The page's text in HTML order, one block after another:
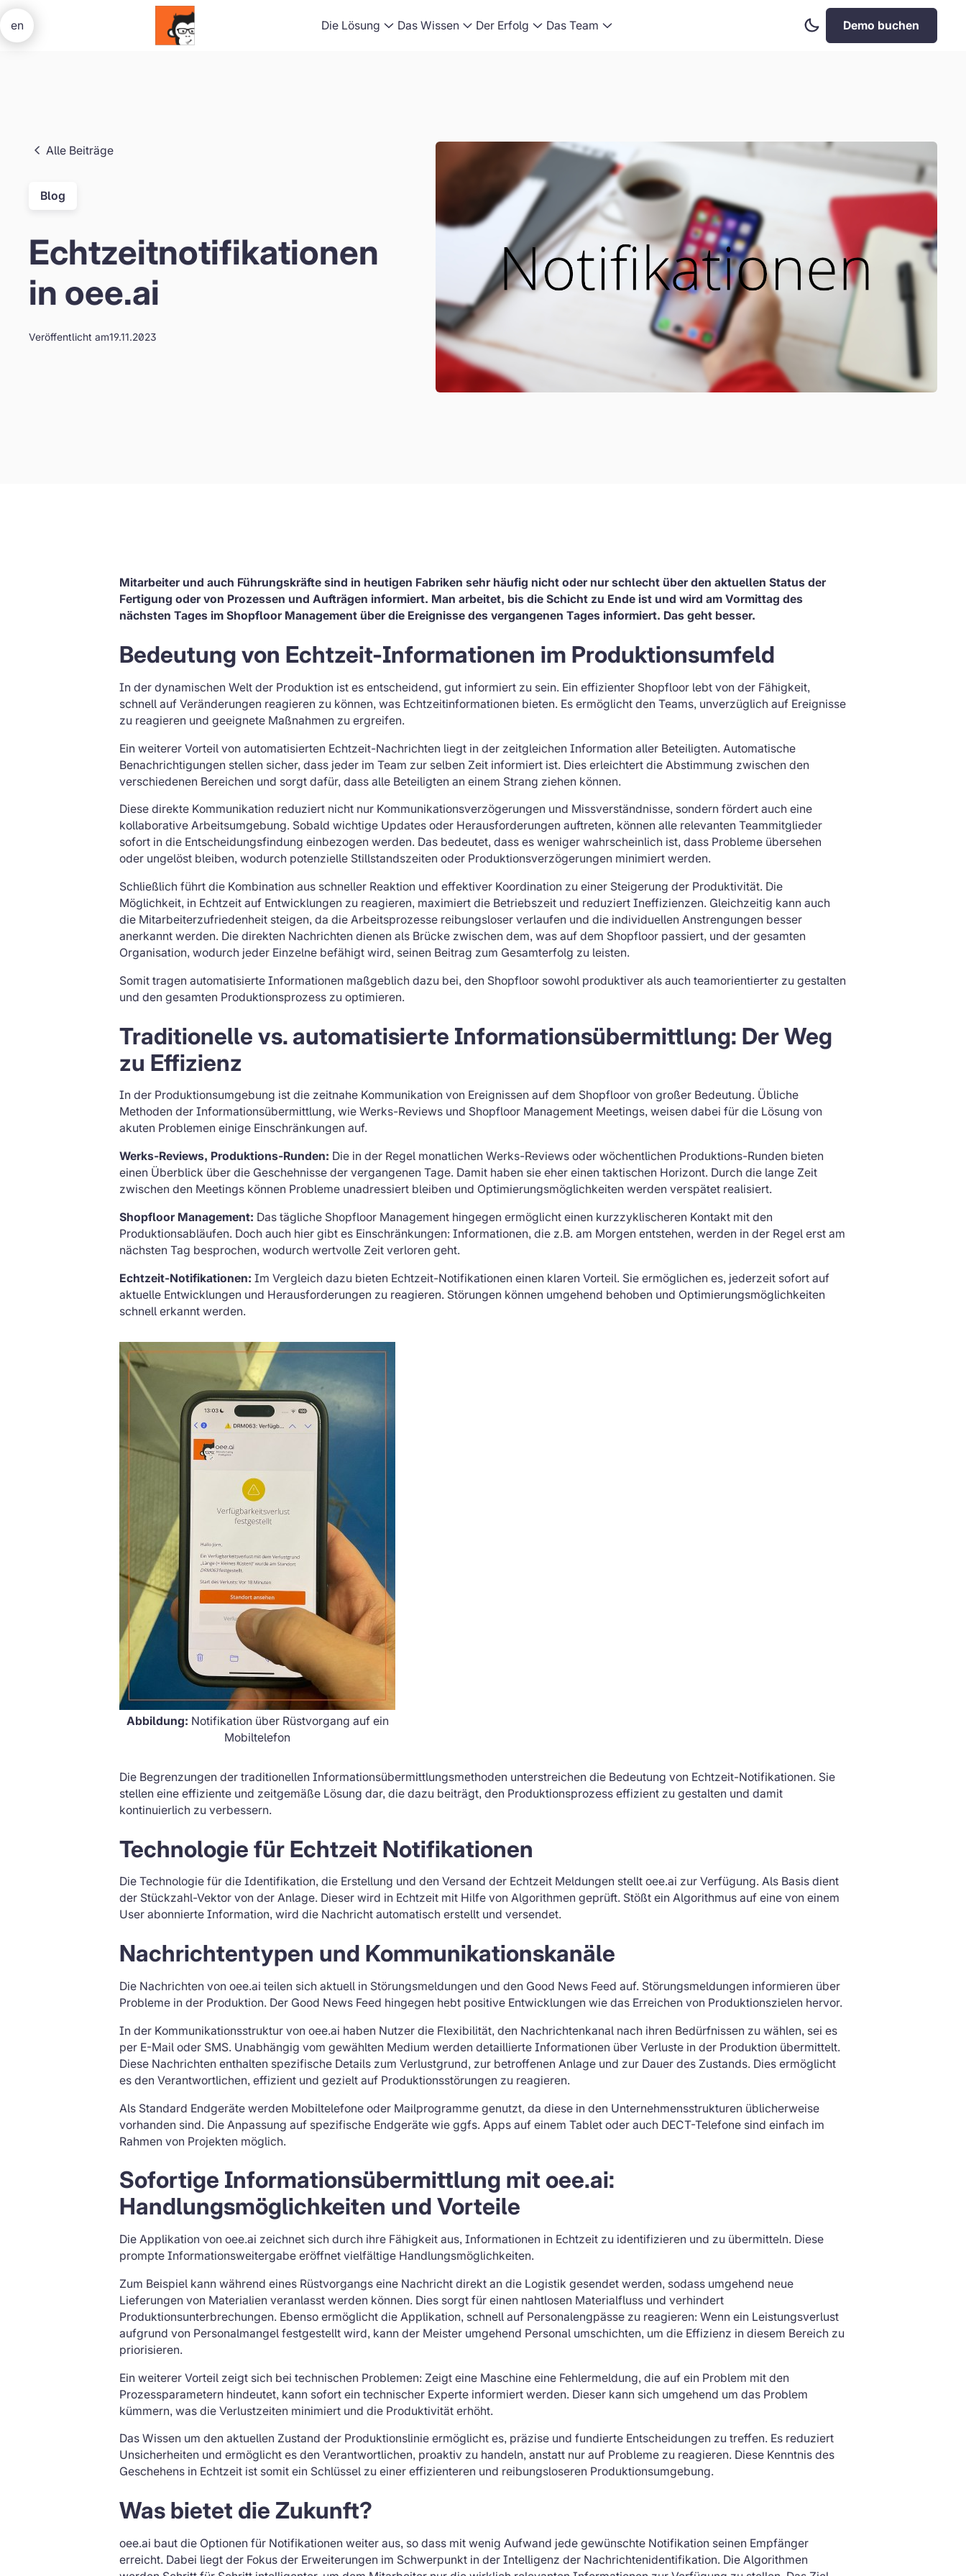
Die Lösung Das Wissen Der Erfolg Das Team
Dark
Mode
Demo buchen
en
Alle Beiträge
Blog
Echtzeitnotifikationen
in oee.ai
Veröffentlicht am19.11.2023
Mitarbeiter und auch Führungskräfte sind in heutigen Fabriken sehr häufig nicht oder nur schlecht über den aktuellen Status der
Fertigung oder von Prozessen und Aufträgen informiert. Man arbeitet, bis die Schicht zu Ende ist und wird am Vormittag des
nächsten Tages im Shopfloor Management über die Ereignisse des vergangenen Tages informiert. Das geht besser.
Bedeutung von Echtzeit-Informationen im Produktionsumfeld
In der dynamischen Welt der Produktion ist es entscheidend, gut informiert zu sein. Ein effizienter Shopfloor lebt von der Fähigkeit,
schnell auf Veränderungen reagieren zu können, was Echtzeitinformationen bieten. Es ermöglicht den Teams, unverzüglich auf Ereignisse
zu reagieren und geeignete Maßnahmen zu ergreifen.
Ein weiterer Vorteil von automatisierten Echtzeit-Nachrichten liegt in der zeitgleichen Information aller Beteiligten. Automatische
Benachrichtigungen stellen sicher, dass jeder im Team zur selben Zeit informiert ist. Dies erleichtert die Abstimmung zwischen den
verschiedenen Bereichen und sorgt dafür, dass alle Beteiligten an einem Strang ziehen können.
Diese direkte Kommunikation reduziert nicht nur Kommunikationsverzögerungen und Missverständnisse, sondern fördert auch eine
kollaborative Arbeitsumgebung. Sobald wichtige Updates oder Herausforderungen auftreten, können alle relevanten Teammitglieder
sofort in die Entscheidungsfindung einbezogen werden. Das bedeutet, dass es weniger wahrscheinlich ist, dass Probleme übersehen
oder ungelöst bleiben, wodurch potenzielle Stillstandszeiten oder Produktionsverzögerungen minimiert werden.
Schließlich führt die Kombination aus schneller Reaktion und effektiver Koordination zu einer Steigerung der Produktivität. Die
Möglichkeit, in Echtzeit auf Entwicklungen zu reagieren, maximiert die Betriebszeit und reduziert Ineffizienzen. Gleichzeitig kann auch
die Mitarbeiterzufriedenheit steigen, da die Arbeitsprozesse reibungsloser verlaufen und die individuellen Anstrengungen besser
anerkannt werden. Die direkten Nachrichten dienen als Brücke zwischen dem, was auf dem Shopfloor passiert, und der gesamten
Organisation, wodurch jeder Einzelne befähigt wird, seinen Beitrag zum Gesamterfolg zu leisten.
Somit tragen automatisierte Informationen maßgeblich dazu bei, den Shopfloor sowohl produktiver als auch teamorientierter zu gestalten
und den gesamten Produktionsprozess zu optimieren.
Traditionelle vs. automatisierte Informationsübermittlung: Der Weg
zu Effizienz
In der Produktionsumgebung ist die zeitnahe Kommunikation von Ereignissen auf dem Shopfloor von großer Bedeutung. Übliche
Methoden der Informationsübermittlung, wie Werks-Reviews und Shopfloor Management Meetings, weisen dabei für die Lösung von
akuten Problemen einige Einschränkungen auf.
Werks-Reviews, Produktions-Runden: Die in der Regel monatlichen Werks-Reviews oder wöchentlichen Produktions-Runden bieten
einen Überblick über die Geschehnisse der vergangenen Tage. Damit haben sie eher einen taktischen Horizont. Durch die lange Zeit
zwischen den Meetings können Probleme unadressiert bleiben und Optimierungsmöglichkeiten werden verspätet realisiert.
Shopfloor Management: Das tägliche Shopfloor Management hingegen ermöglicht einen kurzzyklischeren Kontakt mit den
Produktionsabläufen. Doch auch hier gibt es Einschränkungen: Informationen, die z.B. am Morgen entstehen, werden in der Regel erst am
nächsten Tag besprochen, wodurch wertvolle Zeit verloren geht.
Echtzeit-Notifikationen: Im Vergleich dazu bieten Echtzeit-Notifikationen einen klaren Vorteil. Sie ermöglichen es, jederzeit sofort auf
aktuelle Entwicklungen und Herausforderungen zu reagieren. Störungen können umgehend behoben und Optimierungsmöglichkeiten
schnell erkannt werden.
Abbildung: Notifikation über Rüstvorgang auf ein
Mobiltelefon
Die Begrenzungen der traditionellen Informationsübermittlungsmethoden unterstreichen die Bedeutung von Echtzeit-Notifikationen. Sie
stellen eine effiziente und zeitgemäße Lösung dar, die dazu beiträgt, den Produktionsprozess effizient zu gestalten und damit
kontinuierlich zu verbessern.
Technologie für Echtzeit Notifikationen
Die Technologie für die Identifikation, die Erstellung und den Versand der Echtzeit Meldungen stellt oee.ai zur Verfügung. Als Basis dient
der Stückzahl-Vektor von der Anlage. Dieser wird in Echtzeit mit Hilfe von Algorithmen geprüft. Stößt ein Algorithmus auf eine von einem
User abonnierte Information, wird die Nachricht automatisch erstellt und versendet.
Nachrichtentypen und Kommunikationskanäle
Die Nachrichten von oee.ai teilen sich aktuell in Störungsmeldungen und den Good News Feed auf. Störungsmeldungen informieren über
Probleme in der Produktion. Der Good News Feed hingegen hebt positive Entwicklungen wie das Erreichen von Produktionszielen hervor.
In der Kommunikationsstruktur von oee.ai haben Nutzer die Flexibilität, den Nachrichtenkanal nach ihren Bedürfnissen zu wählen, sei es
per E-Mail oder SMS. Unabhängig vom gewählten Medium werden detaillierte Informationen über Verluste in der Produktion übermittelt.
Diese Nachrichten enthalten spezifische Details zum Verlustgrund, zur betroffenen Anlage und zur Dauer des Zustands. Dies ermöglicht
es den Verantwortlichen, effizient und gezielt auf Produktionsstörungen zu reagieren.
Als Standard Endgeräte werden Mobiltelefone oder Mailprogramme genutzt, da diese in den Unternehmensstrukturen üblicherweise
vorhanden sind. Die Anpassung auf spezifische Endgeräte wie ggfs. Apps auf einem Tablet oder auch DECT-Telefone sind einfach im
Rahmen von Projekten möglich.
Sofortige Informationsübermittlung mit oee.ai:
Handlungsmöglichkeiten und Vorteile
Die Applikation von oee.ai zeichnet sich durch ihre Fähigkeit aus, Informationen in Echtzeit zu identifizieren und zu übermitteln. Diese
prompte Informationsweitergabe eröffnet vielfältige Handlungsmöglichkeiten.
Zum Beispiel kann während eines Rüstvorgangs eine Nachricht direkt an die Logistik gesendet werden, sodass umgehend neue
Lieferungen von Materialien veranlasst werden können. Dies sorgt für einen nahtlosen Materialfluss und verhindert
Produktionsunterbrechungen. Ebenso ermöglicht die Applikation, schnell auf Personalengpässe zu reagieren: Wenn ein Leistungsverlust
aufgrund von Personalmangel festgestellt wird, kann der Meister umgehend Personal umschichten, um die Effizienz in diesem Bereich zu
priorisieren.
Ein weiterer Vorteil zeigt sich bei technischen Problemen: Zeigt eine Maschine eine Fehlermeldung, die auf ein Problem mit den
Prozessparametern hindeutet, kann sofort ein technischer Experte informiert werden. Dieser kann sich umgehend um das Problem
kümmern, was die Verlustzeiten minimiert und die Produktivität erhöht.
Das Wissen um den aktuellen Zustand der Produktionslinie ermöglicht es, präzise und fundierte Entscheidungen zu treffen. Es reduziert
Unsicherheiten und ermöglicht es den Verantwortlichen, proaktiv zu handeln, anstatt nur auf Probleme zu reagieren. Diese Kenntnis des
Geschehens in Echtzeit ist somit ein Schlüssel zu einer effizienteren und reibungsloseren Produktionsumgebung.
Was bietet die Zukunft?
oee.ai baut die Optionen für Notifikationen weiter aus, so dass mit wenig Aufwand jede gewünschte Notifikation seinen Empfänger
erreicht. Dabei liegt der Fokus der Erweiterungen im Schwerpunkt in der Intelligenz der Nachrichtenidentifikation. Die Algorithmen